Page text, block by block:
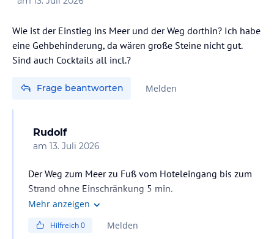
Wie ist der Einstieg ins Meer und der Weg dorthin? Ich habe
eine Gehbehinderung, da wären große Steine nicht gut.
Sind auch Cocktails all incl.?
Frage beantworten Melden
Rudolf
am 13. Juli 2026
Der Weg zum Meer zu Fuß vom Hoteleingang bis zum
Strand ohne Einschränkung 5 min.
Es ist ein Sandstrand der flach hinein geht.
konsumiert.Der Liegenbereich im Hotel beim Pool ist
Mehr anzeigen
Hilfreich0 Melden